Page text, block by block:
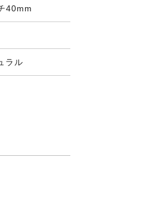
40mm
ラル
材本来の風合
（タイミング